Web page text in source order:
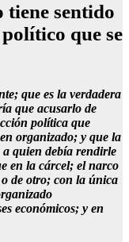
tiene sentido
que se
que es la verdadera
que acusarlo de
política que
organizado; y que la
quien debía rendirle
en la cárcel; el narco
de otro; con la única
económicos; y en